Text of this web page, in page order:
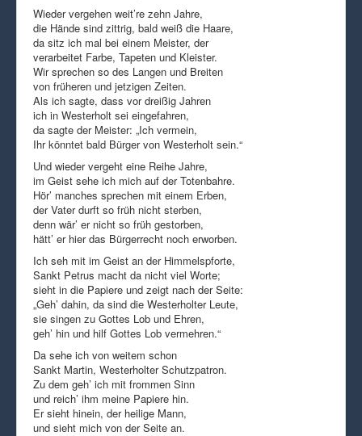
Wieder vergehen weit’re zehn Jahre,
die Hände sind zittrig, bald weiß die Haare,
da sitz ich mal bei einem Meister, der
verarbeitet Farbe, Tapeten und Kleister.
Wir sprechen so des Langen und Breiten
von früheren und jetzigen Zeiten.
Als ich sagte, dass vor dreißig Jahren
ich in Westerholt sei eingefahren,
da sagte der Meister: „Ich vermein,
Ihr könntet bald Bürger von Westerholt sein.“
Und wieder vergeht eine Reihe Jahre,
im Geist sehe ich mich auf der Totenbahre.
Hör’ manches sprechen mit einem Erben,
der Vater durft so früh nicht sterben,
denn wär’ er nicht so früh gestorben,
hätt’ er hier das Bürgerrecht noch erworben.
Ich seh mit im Geist an der Himmelspforte,
Sankt Petrus macht da nicht viel Worte;
sieht in die Papiere und zeigt nach der Seite:
„Geh’ dahin, da sind die Westerholter Leute,
sie singen zu Gottes Lob und Ehren,
geh’ hin und hilf Gottes Lob vermehren.“
Da sehe ich von weitem schon
Sankt Martin, Westerholter Schutzpatron.
Zu dem geh’ ich mit frommen Sinn
und reich’ ihm meine Papiere hin.
Er sieht hinein, der heilige Mann,
und sieht mich von der Seite an.